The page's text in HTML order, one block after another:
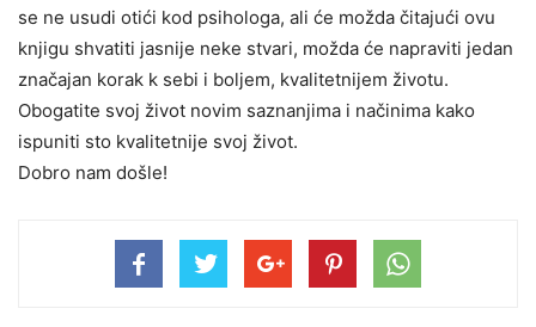
se ne usudi otići kod psihologa, ali će možda čitajući ovu
knjigu shvatiti jasnije neke stvari, možda će napraviti jedan
značajan korak k sebi i boljem, kvalitetnijem životu.
Obogatite svoj život novim saznanjima i načinima kako
ispuniti sto kvalitetnije svoj život.
Dobro nam došle!